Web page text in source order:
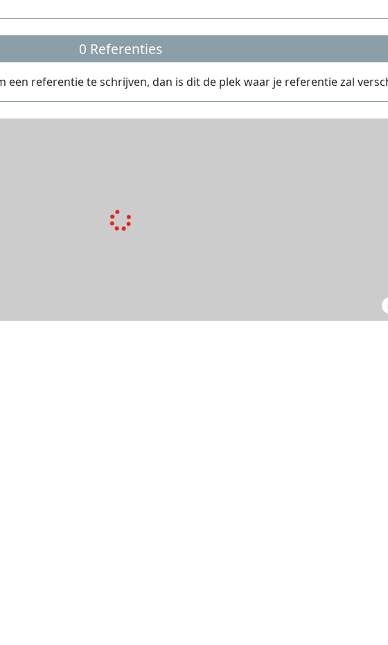
0 Referenties
een referentie te schrijven, dan is dit de plek waar je referentie zal